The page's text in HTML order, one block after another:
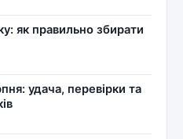
як правильно збирати
удача, перевірки та